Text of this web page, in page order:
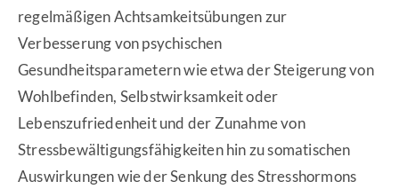
regelmäßigen Achtsamkeitsübungen zur
Verbesserung von psychischen
Gesundheitsparametern wie etwa der Steigerung von
Wohlbefinden, Selbstwirksamkeit oder
Lebenszufriedenheit und der Zunahme von
Stressbewältigungsfähigkeiten hin zu somatischen
Auswirkungen wie der Senkung des Stresshormons